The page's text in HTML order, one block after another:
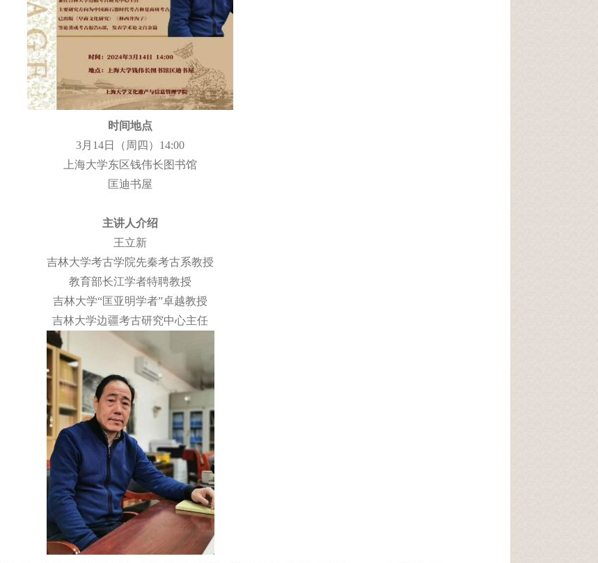
时间地点
3月 14日（周四） 14:00
上海大学东区钱伟长图书馆
匡迪书屋
主讲人介绍
王立新
吉林大学考古学院先秦考古系教授
教育部长江学者特聘教授
吉林大学“匡亚明学者”卓越教授
吉林大学边疆考古研究中心主任